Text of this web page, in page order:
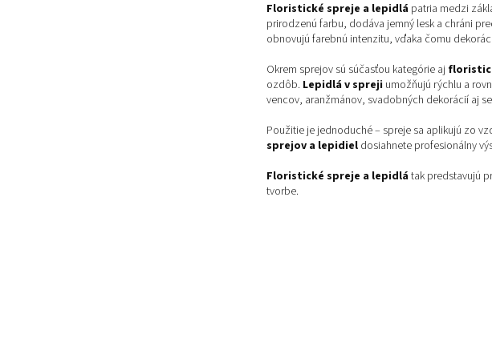
Floristické spreje a lepidlá patria medzi
prirodzenú farbu, dodáva jemný lesk a chráni
obnovujú farebnú intenzitu, vďaka čomu
Okrem sprejov sú súčasťou kategórie aj
ozdôb. Lepidlá v spreji umožňujú rýchlu a
vencov, aranžmánov, svadobných dekorácií aj
Použitie je jednoduché – spreje sa aplikujú zo
sprejov a lepidiel dosiahnete profesionálny
Floristické spreje a lepidlá tak predstavujú
tvorbe.